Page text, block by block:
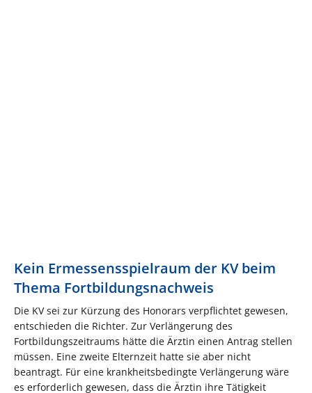
Kein Ermessensspielraum der KV beim
Thema Fortbildungsnachweis
Die KV sei zur Kürzung des Honorars verpflichtet gewesen,
entschieden die Richter. Zur Verlängerung des
Fortbildungszeitraums hätte die Ärztin einen Antrag stellen
müssen. Eine zweite Elternzeit hatte sie aber nicht
beantragt. Für eine krankheitsbedingte Verlängerung wäre
es erforderlich gewesen, dass die Ärztin ihre Tätigkeit